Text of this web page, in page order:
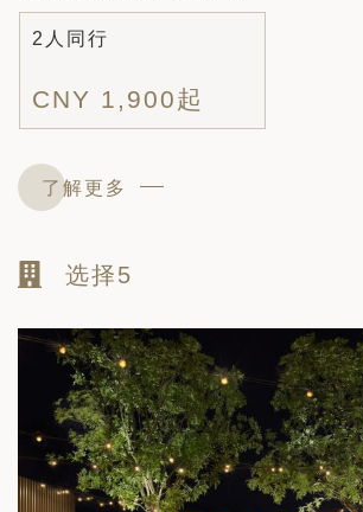
2人同行
CNY 1,900起
了解更多
选择5